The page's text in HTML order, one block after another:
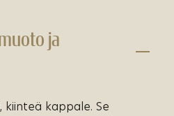
ja
kiinteä kappale. Se